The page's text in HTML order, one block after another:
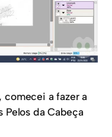
comecei a fazer a
Pelos da Cabeça